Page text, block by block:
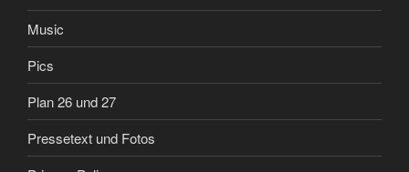
Music
Pics
Plan 26 und 27
Pressetext und Fotos